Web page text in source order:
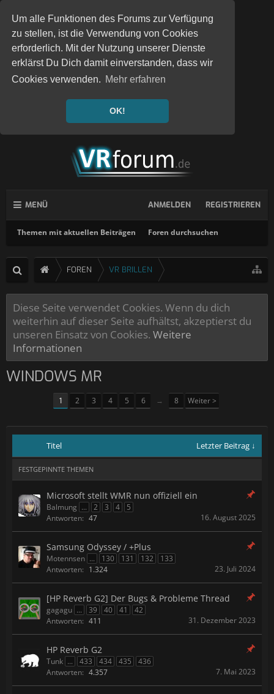
Um alle Funktionen des Forums zur Verfügung
zu stellen, ist die Verwendung von Cookies
erforderlich. Mit der Nutzung unserer Dienste
erklärst Du Dich damit einverstanden, dass wir
Cookies verwenden. Mehr erfahren
OK!
MENÜ
Themen mit aktuellen Beiträgen Foren durchsuchen
ANMELDEN REGISTRIEREN
FOREN VR BRILLEN
Diese Seite verwendet Cookies. Wenn du dich
weiterhin auf dieser Seite aufhältst, akzeptierst du
unseren Einsatz von Cookies. Weitere
Informationen
WINDOWS MR
1 2 3 4 5 6 → 8 Weiter >
Titel Letzter Beitrag ↓
FESTGEPINNTE THEMEN
Microsoft stellt WMR nun offiziell ein
Balmung ... 2 3 4
5
Antworten: 47 16. August 2025
Samsung Odyssey / +Plus
Motennsen ... 130 131 132
133
Antworten: 1.324 23. Juli 2024
[HP Reverb G2] Der Bugs & Probleme Thread
gagagu ... 39 40 41
42
Antworten: 411 31. Dezember 2023
HP Reverb G2
Tunk ... 433 434 435
436
Antworten: 4.357 7. Mai 2023